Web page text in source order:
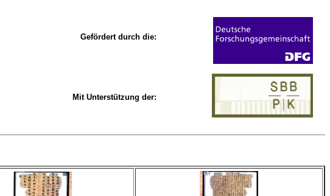
Gefördert durch die:
Mit Unterstützung der: